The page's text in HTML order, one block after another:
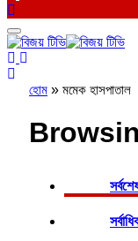
হোম » মমেক হাসপাতাল